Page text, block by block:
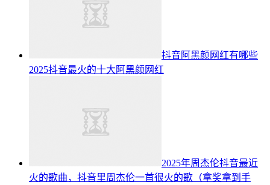
抖音阿黑颜网红有哪些
2025抖音最火的十大阿黑颜网红​
2025年周杰伦抖音最近
火的歌曲，抖音里周杰伦一首很火的歌（拿奖拿到手